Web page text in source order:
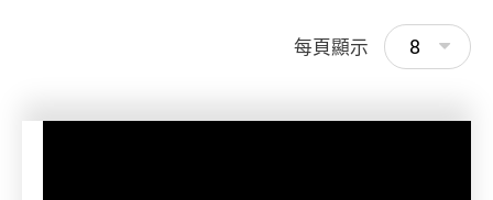
每頁顯示 8